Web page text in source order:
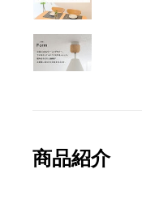
商品紹介